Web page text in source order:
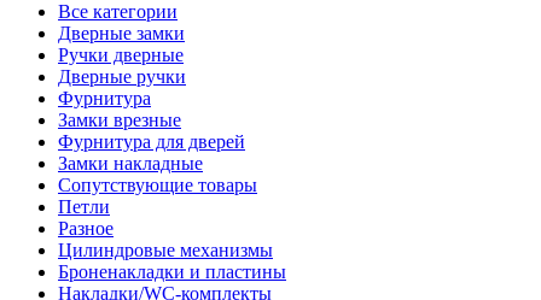
Все категории
Дверные замки
Ручки дверные
Дверные ручки
Фурнитура
Замки врезные
Фурнитура для дверей
Замки накладные
Сопутствующие товары
Петли
Разное
Цилиндровые механизмы
Броненакладки и пластины
Накладки/WC-комплекты